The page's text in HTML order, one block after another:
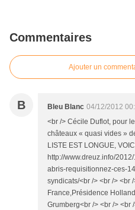
Commentaires
Ajouter un
B Bleu Blanc 04/12/2012
<br /> Cécile Duflot, pour
châteaux « quasi vides »
LISTE EST LONGUE,
http://www.dreuz.info/
abris-requisitionnez-ces-
syndicats/<br /> <br /> <br
France,Présidence
Grumberg<br /> <br /> <br